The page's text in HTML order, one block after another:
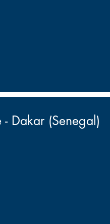
Dakar (Senegal)